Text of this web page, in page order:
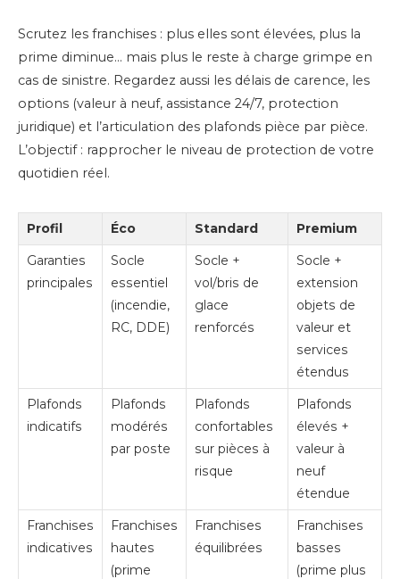
Scrutez les franchises : plus elles sont élevées, plus la
prime diminue… mais plus le reste à charge grimpe en
cas de sinistre. Regardez aussi les délais de carence, les
options (valeur à neuf, assistance 24/7, protection
juridique) et l’articulation des plafonds pièce par pièce.
L’objectif : rapprocher le niveau de protection de votre
quotidien réel.
Profil Éco Standard
Premium
Garanties
principales
Socle
essentiel
(incendie,
RC, DDE)
Socle +
vol/bris de
glace
renforcés
Socle +
extension
objets de
valeur et
services
étendus
Plafonds
indicatifs
Plafonds
modérés
par poste
Plafonds
confortables
sur pièces à
risque
Plafonds
élevés +
valeur à
neuf
étendue
Franchises
indicatives
Franchises
hautes
(prime
Franchises
équilibrées
Franchises
basses
(prime plus